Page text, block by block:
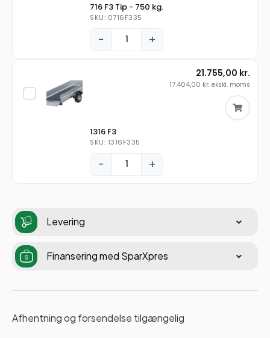
716 F3 Tip - 750 kg.
SKU: 0716F335
− +
1316 F3
SKU: 1316F335
− +
21.755,00 kr.
17.404,00 kr. ekskl. moms
Levering
Finansering med SparXpres
Afhentning og forsendelse tilgængelig